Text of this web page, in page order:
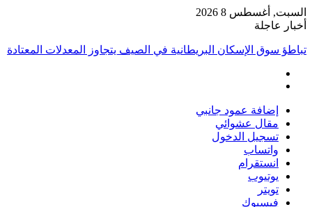
السبت, أغسطس 8 2026
أخبار عاجلة
تباطؤ سوق الإسكان البريطانية في الصيف يتجاوز المعدلات المعتادة
إضافة عمود جانبي
مقال عشوائي
تسجيل الدخول
واتساب
انستقرام
يوتيوب
تويتر
فيسبوك